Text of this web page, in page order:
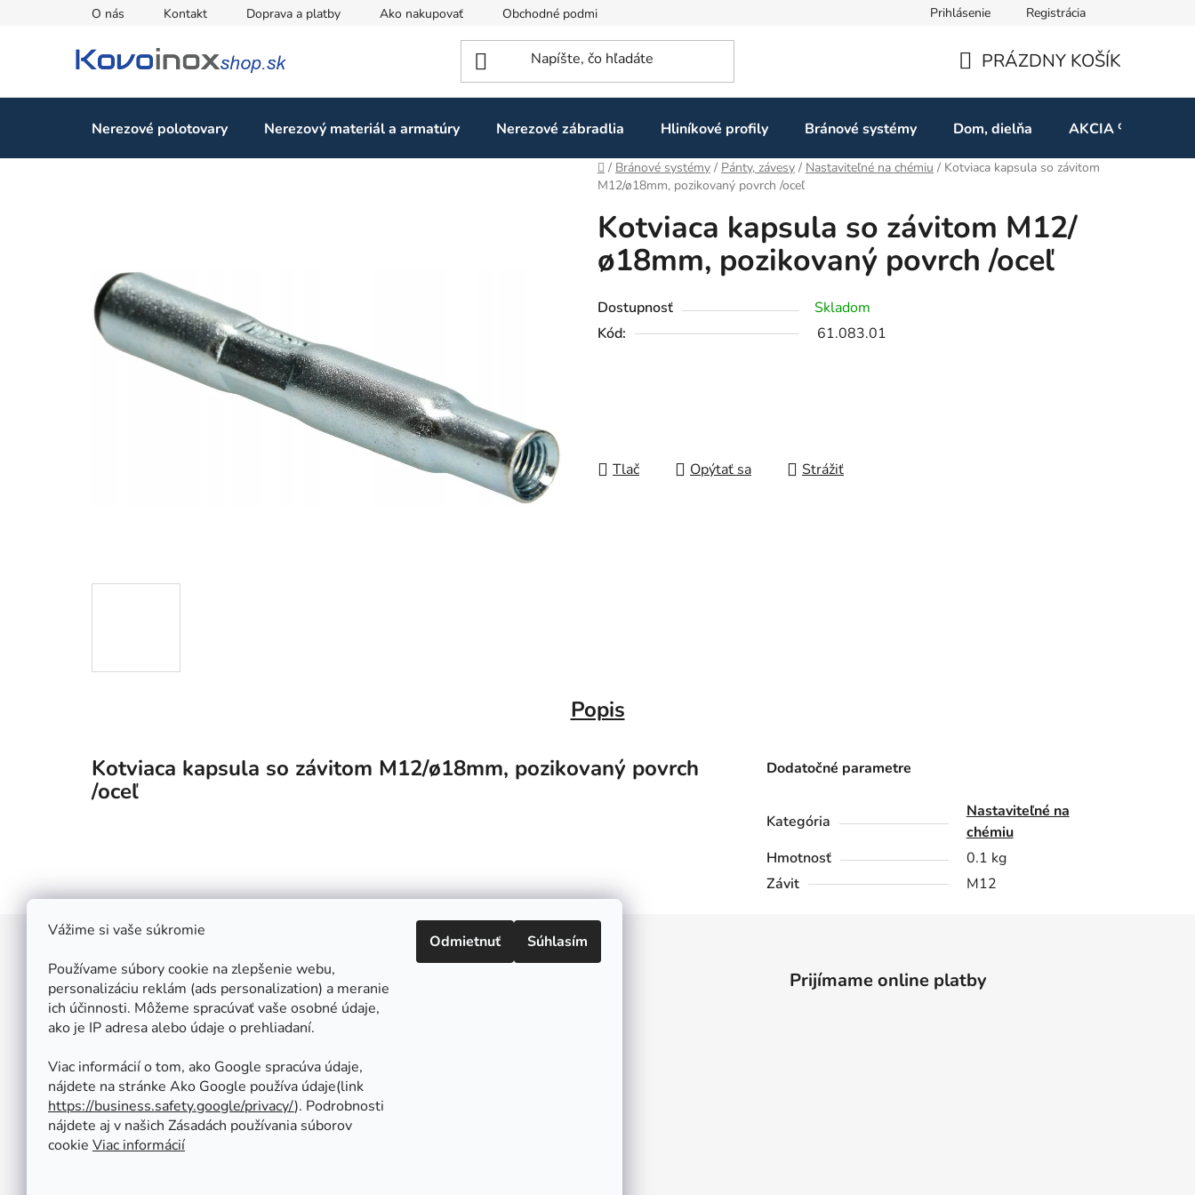
Vážime si vaše súkromie
Používame súbory cookie na zlepšenie webu,
personalizáciu reklám (ads personalization) a meranie
ich účinnosti. Môžeme spracúvať vaše osobné údaje,
ako je IP adresa alebo údaje o prehliadaní.
Viac informácií o tom, ako Google spracúva údaje,
nájdete na stránke Ako Google používa údaje(link
https://business.safety.google/privacy/⁩). Podrobnosti
nájdete aj v našich Zásadách používania súborov
cookie Viac informácií
Odmietnuť Súhlasím
O nás Kontakt Doprava a platby Ako nakupovať Obchodné podmienky Odstúpenie od zmluvy
Prihlásenie Registrácia
KOŠÍK
PRÁZDNY KOŠÍK
Nerezové polotovary Nerezový materiál a armatúry Nerezové zábradlia Hliníkové profily Bránové systémy Dom, dielňa AKCIA %
Domov
/ Bránové systémy / Pánty, závesy / Nastaviteľné na chémiu / Kotviaca kapsula so závitom
M12/ø18mm, pozikovaný povrch /oceľ
Kotviaca kapsula so závitom M12/
ø18mm, pozikovaný povrch /oceľ
Dostupnosť
Skladom
Kód:
61.083.01
Tlač Opýtať sa Strážiť
Popis
Kotviaca kapsula so závitom M12/ø18mm, pozikovaný povrch
/oceľ
Dodatočné parametre
Kategória
Nastaviteľné na
chémiu
Hmotnosť
0.1 kg
Závit
M12
Štefan Široký - Kovoinox
Cukrová 10
917 01 Trnava
Slovensko
IČ: 37 571 451
IČ DPH: SK 1020347779
Po-Pa: 08:00 - 12:00 13:00 - 16:30
So - Ne : ZATVORENÉ
Tel.: +421 950 427 860
obchod@kovoinox.sk
Prijímame online platby